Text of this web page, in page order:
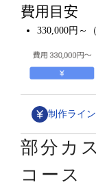
費用目安
330,000円～
制作ライ
デザインカス
部分カ
コース